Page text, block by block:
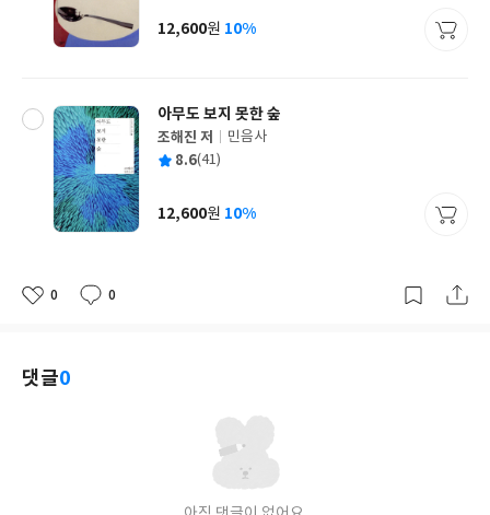
사
가
12,600원 10%
아무도 보지 못한 숲
글
쓴
조해진 저
출
사
민음사
평 8.6(41)
가
12,600원 10%
좋
0
댓
0
작
댓글0